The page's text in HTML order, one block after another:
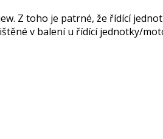
Z toho je patrné, že řídící
v balení u řídící jednotky/